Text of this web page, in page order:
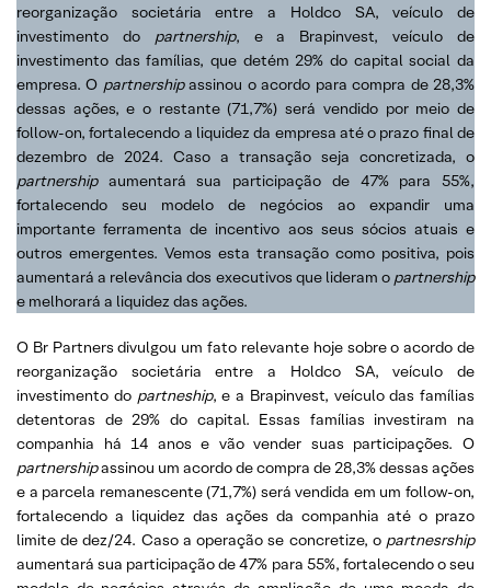
reorganização societária entre a Holdco SA, veículo de
investimento do partnership, e a Brapinvest, veículo de
investimento das famílias, que detém 29% do capital social da
empresa. O partnershipassinou o acordo para compra de 28,3%
dessas ações, e o restante (71,7%) será vendido por meio de
follow-on, fortalecendo a liquidez da empresa até o prazo final de
dezembro de 2024. Caso a transação seja concretizada, o
partnershipaumentará sua participação de 47% para 55%,
fortalecendo seu modelo de negócios ao expandir uma
importante ferramenta de incentivo aos seus sócios atuais e
outros emergentes. Vemos esta transação como positiva, pois
aumentará a relevância dos executivos que lideram o partnership
e melhorará a liquidez das ações.
O Br Partners divulgou um fato relevante hoje sobre o acordo de
reorganização societária entre a Holdco SA, veículo de
investimento do partneship, e a Brapinvest, veículo das famílias
detentoras de 29% do capital. Essas famílias investiram na
companhia há 14 anos e vão vender suas participações. O
partnershipassinou um acordo de compra de 28,3% dessas ações
e a parcela remanescente (71,7%) será vendida em um follow-on,
fortalecendo a liquidez das ações da companhia até o prazo
limite de dez/24. Caso a operação se concretize, o partnesrship
aumentará sua participação de 47% para 55%, fortalecendo o seu